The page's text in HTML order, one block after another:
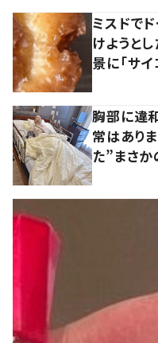
ミスドで
けようと
景に「サ
胸部に違
常はあり
た”まさ